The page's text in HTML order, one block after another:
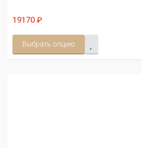
19170 ₽
Выбрать опцию